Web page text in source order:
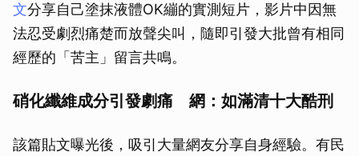
文分享自己塗抹液體OK繃的實測短片，影片中因無
法忍受劇烈痛楚而放聲尖叫，隨即引發大批曾有相同
經歷的「苦主」留言共鳴。
硝化纖維成分引發劇痛 網：如滿清十大酷刑
該篇貼文曝光後，吸引大量網友分享自身經驗。有民